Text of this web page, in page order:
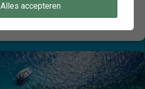
deze reis je van Australisch
de Fijiaanse relaxte eilandsfeer.
Alles accepteren